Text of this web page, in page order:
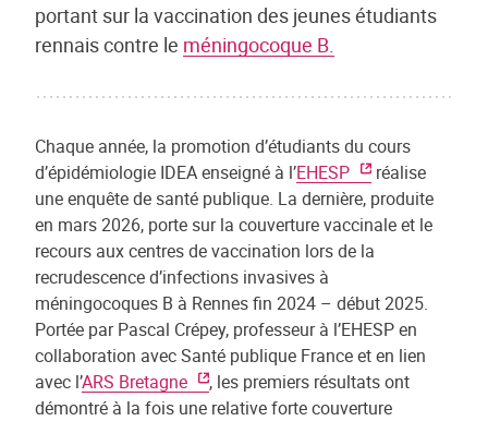
portant sur la vaccination des jeunes étudiants
rennais contre le méningocoque B.
Chaque année, la promotion d’étudiants du cours
d’épidémiologie IDEA enseigné à l’EHESP
réalise
une enquête de santé publique. La dernière, produite
en mars 2026, porte sur la couverture vaccinale et le
recours aux centres de vaccination lors de la
recrudescence d’infections invasives à
méningocoques B à Rennes fin 2024 – début 2025.
Portée par Pascal Crépey, professeur à l’EHESP en
collaboration avec Santé publique France et en lien
avec l’ARS Bretagne
, les premiers résultats ont
démontré à la fois une relative forte couverture